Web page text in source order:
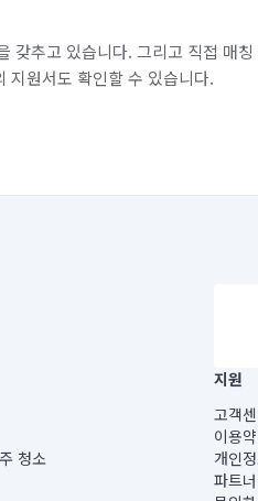
갖추고 있습니다. 그리고 직접 매
지원서도 확인할 수 있습니다.
5-00019 |
5층
청소
지원
고객
이용
개인
파트